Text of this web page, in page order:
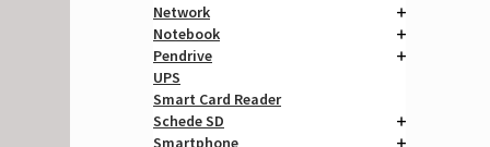
Network
Notebook
Pendrive
UPS
Smart Card Reader
Schede SD
Smartphone